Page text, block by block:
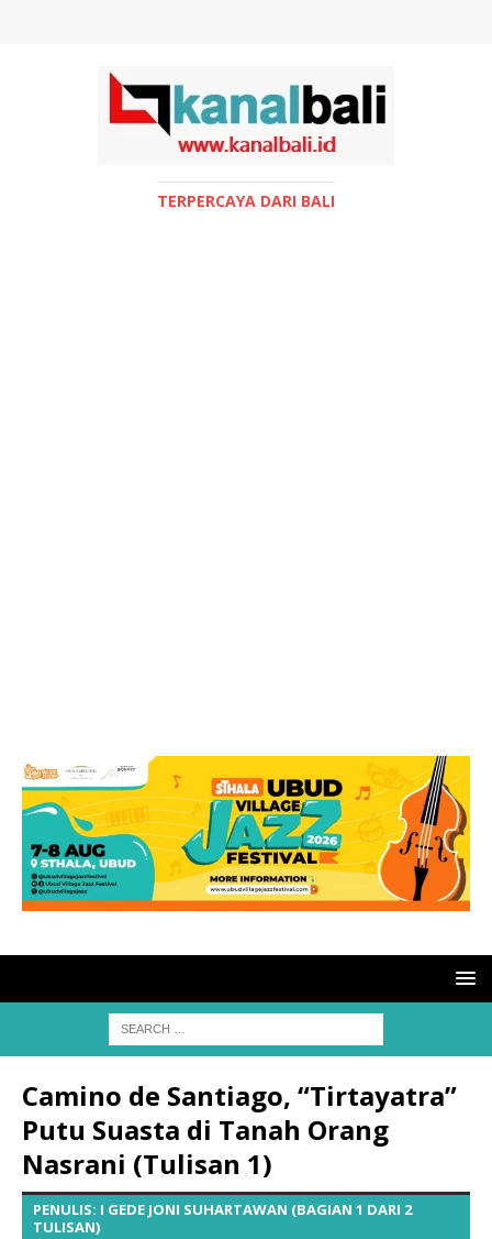
TERPERCAYA DARI BALI
Camino de Santiago, “Tirtayatra”
Putu Suasta di Tanah Orang
Nasrani (Tulisan 1)
PENULIS: I GEDE JONI SUHARTAWAN (BAGIAN 1 DARI 2
TULISAN)